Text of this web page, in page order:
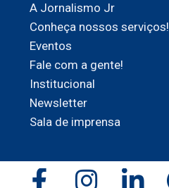
A Jornalismo Jr
Conheça nossos serviços!
Eventos
Fale com a gente!
Institucional
Newsletter
Sala de imprensa